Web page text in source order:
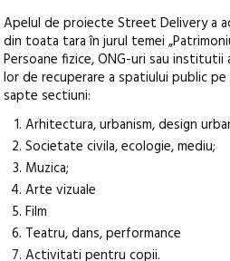
Apelul de proiecte Street Delivery a
din toata tara în jurul temei
Persoane fizice, ONG-uri sau
lor de recuperare a spatiului public
sapte sectiuni:
Arhitectura, urbanism, design
Societate civila, ecologie, mediu;
Muzica;
Arte vizuale
Film
Teatru, dans, performance
Activitati pentru copii.